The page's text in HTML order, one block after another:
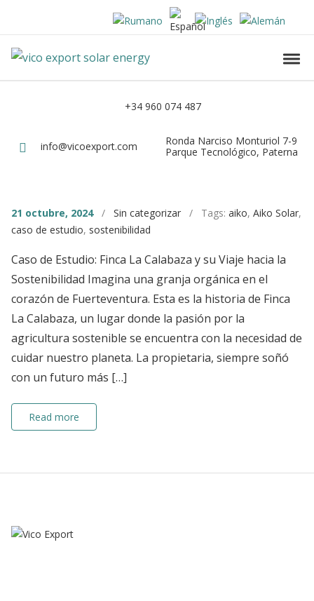
Vico Export Solar Energy
Teléfono
+34 960 074 487
Email
info@vicoexport.com Dirección
Ronda Narciso Monturiol 7-9
Parque Tecnológico, Paterna
21 octubre, 2024 / Sin categorizar / Tags: aiko, Aiko Solar,
caso de estudio, sostenibilidad
Caso de Estudio: Finca La Calabaza y su Viaje hacia la
Sostenibilidad Imagina una granja orgánica en el
corazón de Fuerteventura. Esta es la historia de Finca
La Calabaza, un lugar donde la pasión por la
agricultura sostenible se encuentra con la necesidad de
cuidar nuestro planeta. La propietaria, siempre soñó
con un futuro más […]
Read more